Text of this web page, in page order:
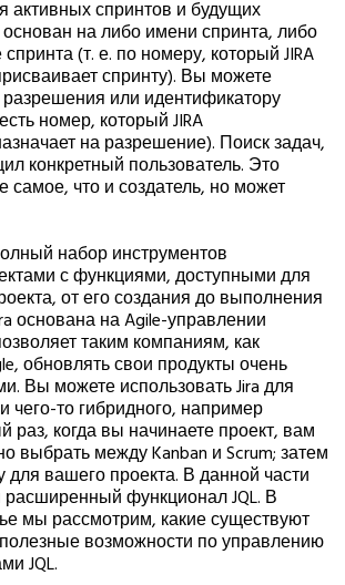
активных спринтов и будущих
на либо имени спринта, либо
(т. е. по номеру, который JIRA
спринту). Вы можете
или идентификатору
номер, который JIRA
на разрешение). Поиск задач,
конкретный пользователь. Это
самое, что и создатель, но может
набор инструментов
с функциями, доступными для
от его создания до выполнения
основана на Agile-управлении
таким компаниям, как
обновлять свои продукты очень
Вы можете использовать Jira для
чего-то гибридного, например
раз, когда вы начинаете проект, вам
выбрать между Kanban и Scrum; затем
для вашего проекта. В данной части
функционал JQL. В
мы рассмотрим, какие существуют
возможности по управлению
JQL.